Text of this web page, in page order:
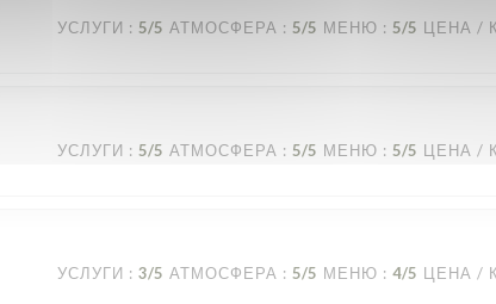
УСЛУГИ : 5/5 АТМОСФЕРА : 5/5 МЕНЮ : 5/5 ЦЕНА /
УСЛУГИ : 5/5 АТМОСФЕРА : 5/5 МЕНЮ : 5/5 ЦЕНА /
УСЛУГИ : 3/5 АТМОСФЕРА : 5/5 МЕНЮ : 4/5 ЦЕНА /